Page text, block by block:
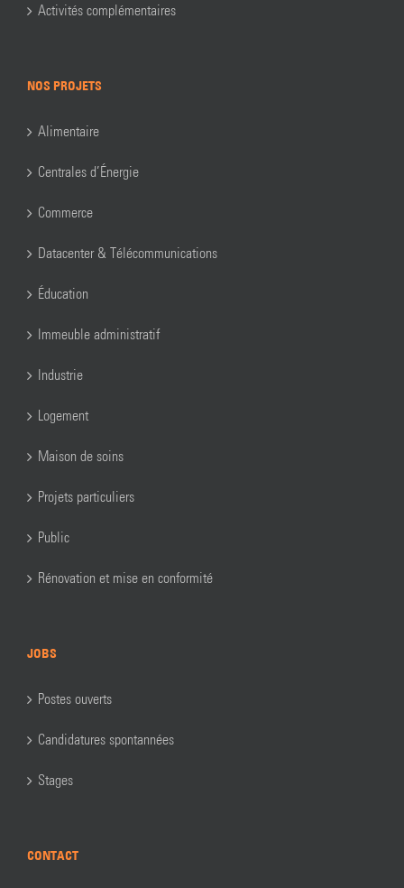
Activités complémentaires
NOS PROJETS
Alimentaire
Centrales d’Énergie
Commerce
Datacenter & Télécommunications
Éducation
Immeuble administratif
Industrie
Logement
Maison de soins
Projets particuliers
Public
Rénovation et mise en conformité
JOBS
Postes ouverts
Candidatures spontannées
Stages
CONTACT